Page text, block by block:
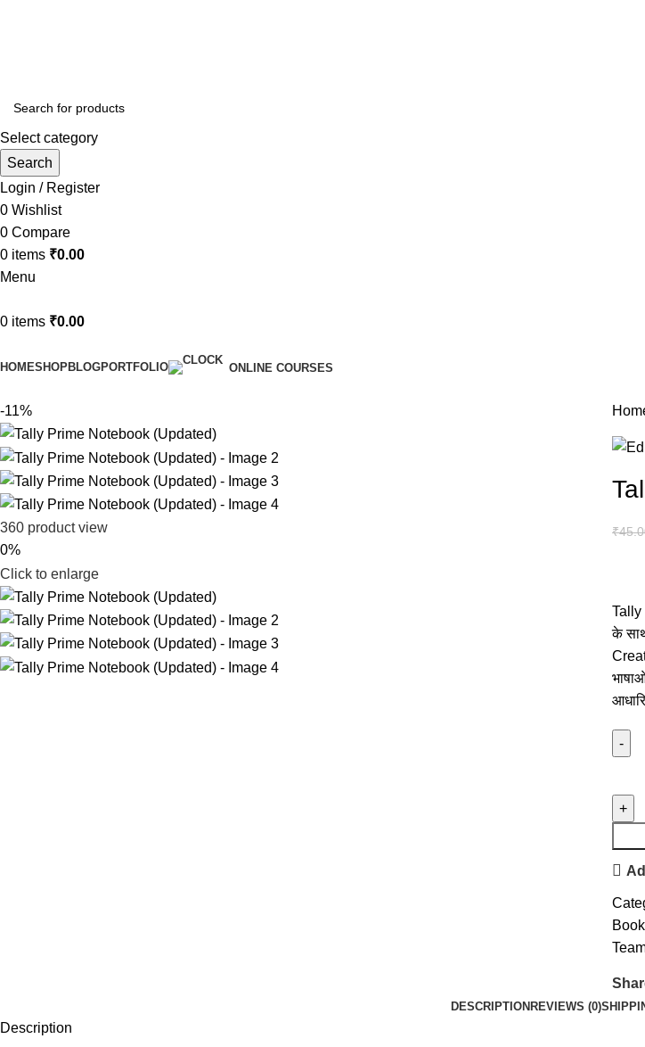
Select category
Search
Login / Register
0 Wishlist
0 Compare
0 items ₹0.00
Menu
0 items ₹0.00
HOMESHOPBLOGPORTFOLIO
ONLINE COURSES
-11%
360 product view
0%
Click to enlarge
₹
Tally
के
Book
DESCRIPTION REVIEWS (0)
Description